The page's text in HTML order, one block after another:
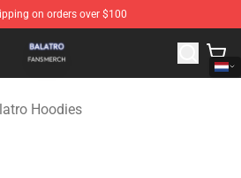
on orders over $100
Balatro Merchandise Store
Hoodies